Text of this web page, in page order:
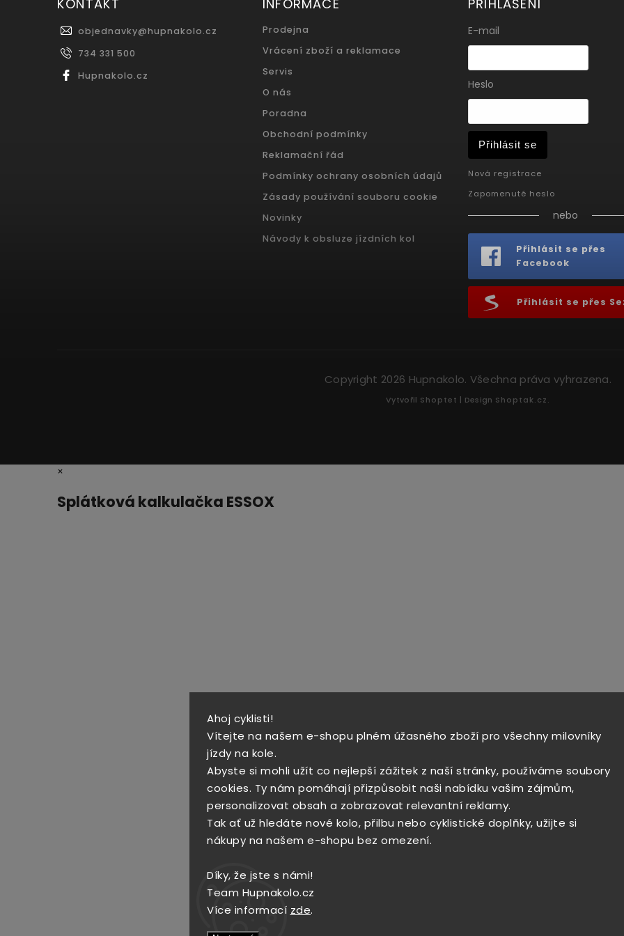
Ahoj cyklisti!
Vítejte na našem e-shopu plném úžasného zboží pro všechny milovníky
jízdy na kole.
Abyste si mohli užít co nejlepší zážitek z naší stránky, používáme soubory
cookies. Ty nám pomáhají přizpůsobit naši nabídku vašim zájmům,
personalizovat obsah a zobrazovat relevantní reklamy.
Tak ať už hledáte nové kolo, přilbu nebo cyklistické doplňky, užijte si
nákupy na našem e-shopu bez omezení.
Díky, že jste s námi!
Team Hupnakolo.cz
Více informací zde.
KONTAKT
objednavky@hupnakolo.cz
734 331 500
Hupnakolo.cz
INFORMACE
Prodejna
Vrácení zboží a reklamace
Servis
O nás
Poradna
Obchodní podmínky
Reklamační řád
Podmínky ochrany osobních údajů
Zásady používání souboru cookie
Novinky
Návody k obsluze jízdních kol
PŘIHLÁŠENÍ
E-mail
Heslo
Přihlásit se
Nová registrace
Zapomenuté heslo
nebo
Přihlásit se přes
Facebook
Přihlásit se přes
Copyright 2026 Hupnakolo. Všechna práva vyhrazena.
Vytvořil Shoptet | Design Shoptak.cz.
×
Splátková kalkulačka ESSOX